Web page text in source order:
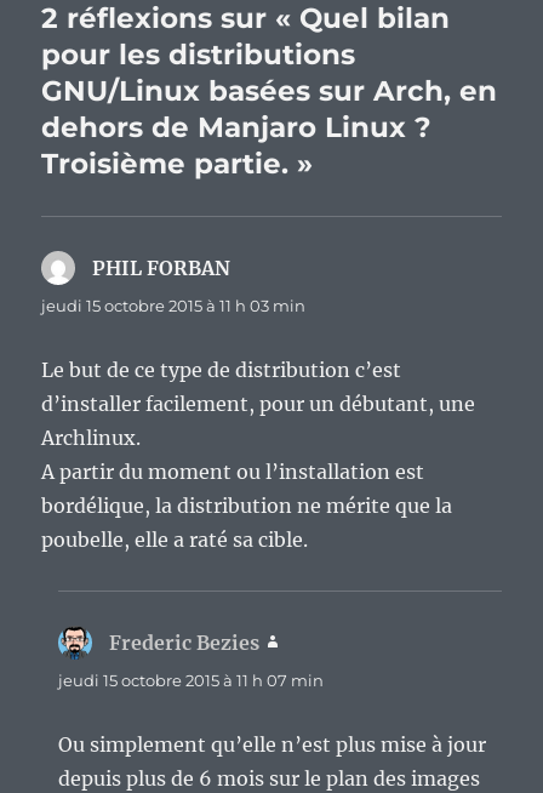
2 réflexions sur « Quel bilan
pour les distributions
GNU/Linux basées sur Arch, en
dehors de Manjaro Linux ?
Troisième partie. »
PHIL FORBAN
jeudi 15 octobre 2015 à 11 h 03 min
Le but de ce type de distribution c’est
d’installer facilement, pour un débutant, une
Archlinux.
A partir du moment ou l’installation est
bordélique, la distribution ne mérite que la
poubelle, elle a raté sa cible.
Frederic Bezies
jeudi 15 octobre 2015 à 11 h 07 min
Ou simplement qu’elle n’est plus mise à jour
depuis plus de 6 mois sur le plan des images